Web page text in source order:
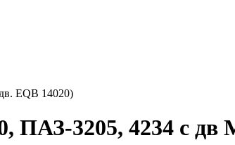
EQB 14020)
3205, 4234 с дв